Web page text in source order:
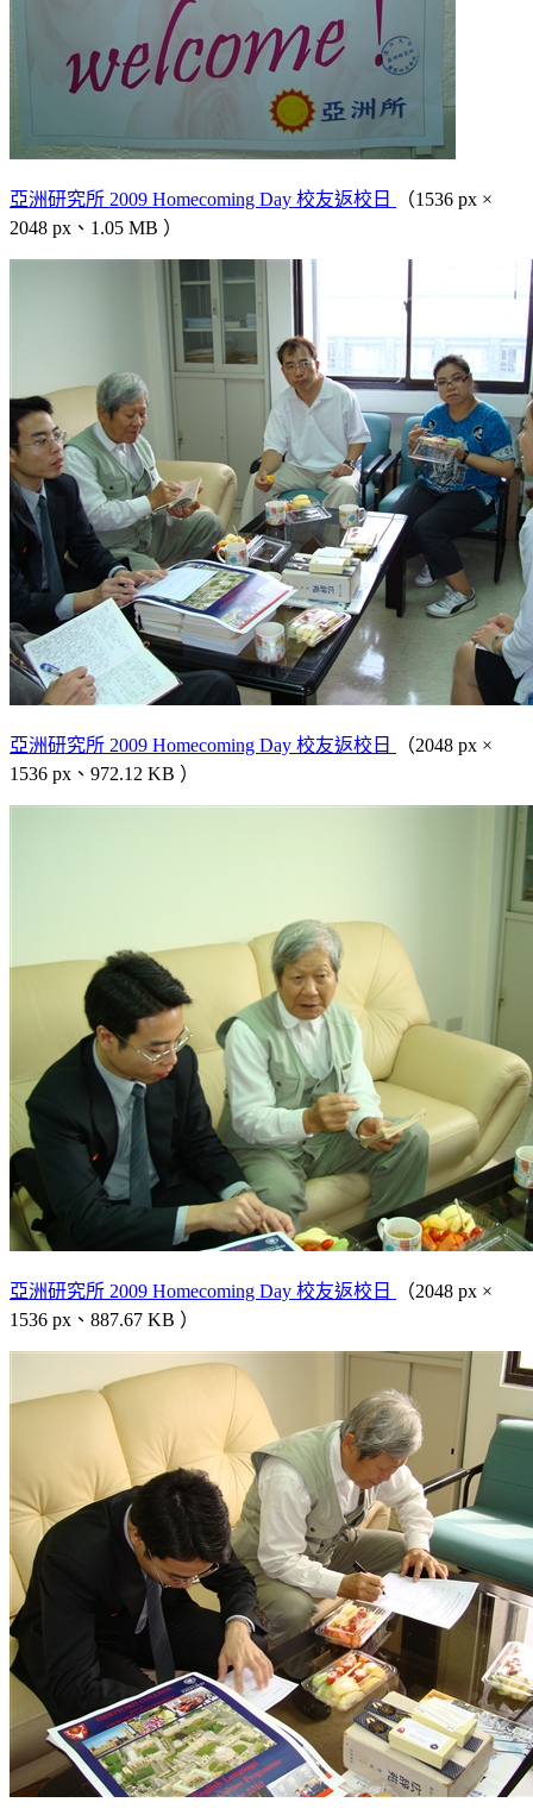
亞洲研究所 2009 Homecoming Day 校友返校日
（1536 px ×
2048 px、1.05 MB ）
亞洲研究所 2009 Homecoming Day 校友返校日
（2048 px ×
1536 px、972.12 KB ）
亞洲研究所 2009 Homecoming Day 校友返校日
（2048 px ×
1536 px、887.67 KB ）